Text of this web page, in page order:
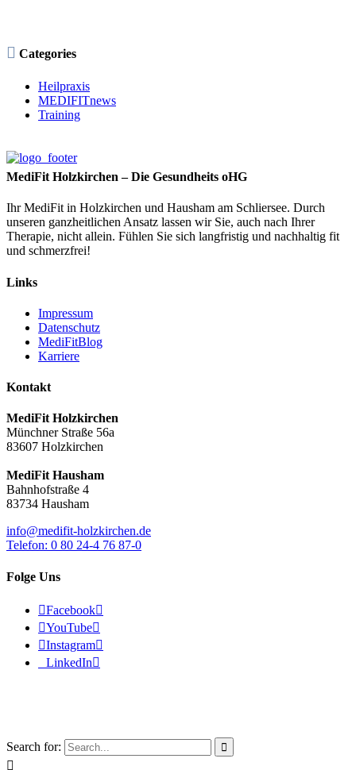
 Categories
Heilpraxis
MEDIFITnews
Training
MediFit Holzkirchen – Die Gesundheits oHG
Ihr MediFit in Holzkirchen und Hausham am Schliersee. Durch
unseren ganzheitlichen Ansatz lassen wir Sie, auch nach Ihrer
Therapie, nicht allein. Fühlen Sie sich langfristig und nachhaltig fit
und schmerzfrei!
Links
Impressum
Datenschutz
MediFitBlog
Karriere
Kontakt
MediFit Holzkirchen
Münchner Straße 56a
83607 Holzkirchen
MediFit Hausham
Bahnhofstraße 4
83734 Hausham
info@medifit-holzkirchen.de
Telefon: 0 80 24-4 76 87-0
Folge Uns
Facebook
YouTube
Instagram
LinkedIn
Search for: 
